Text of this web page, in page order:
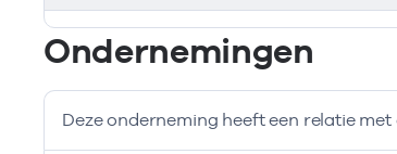
Bij deze onderneming werken de volgende
Ondernemingen
Deze onderneming heeft een relatie